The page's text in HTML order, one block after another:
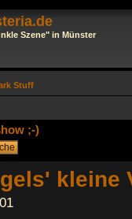
Szene" in Münster
Stuff
;-)
kleine